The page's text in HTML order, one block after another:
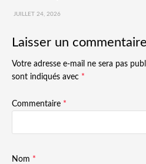
JUILLET 24, 2026
Laisser un commentaire
Votre adresse e-mail ne sera pas
sont indiqués avec *
Commentaire *
Nom *